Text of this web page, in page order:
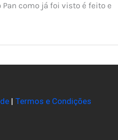
como já foi visto é feito e
| Termos e Condições